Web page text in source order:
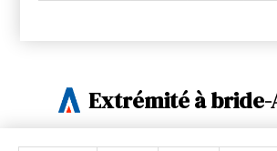
Extrémité à bride-